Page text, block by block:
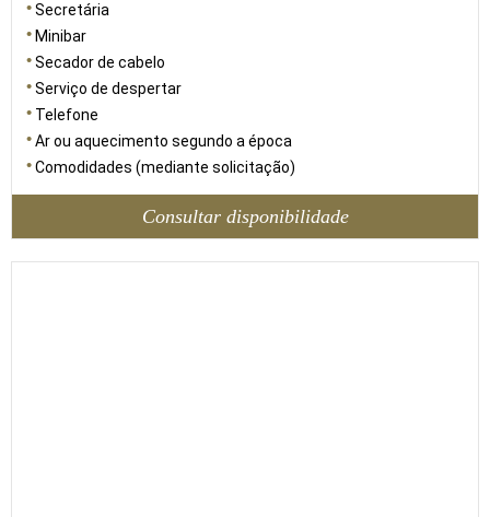
Secretária
Minibar
Secador de cabelo
Serviço de despertar
Telefone
Ar ou aquecimento segundo a época
Comodidades (mediante solicitação)
Consultar disponibilidade